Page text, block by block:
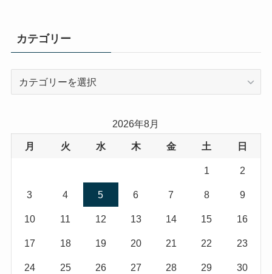
カテゴリー
ー
2026年8月
月 火 水 木 金 土 日
1 2
3 4 5 6 7 8 9
10 11 12 13 14 15 16
17 18 19 20 21 22 23
24 25 26 27 28 29 30